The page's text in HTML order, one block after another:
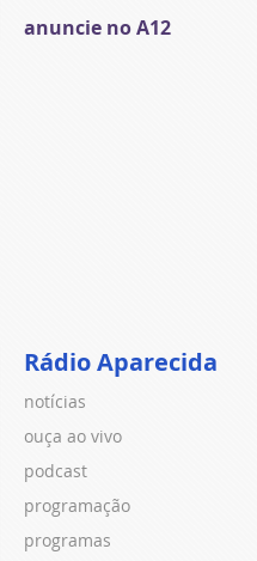
anuncie no A12
Rádio Aparecida
notícias
ouça ao vivo
podcast
programação
programas